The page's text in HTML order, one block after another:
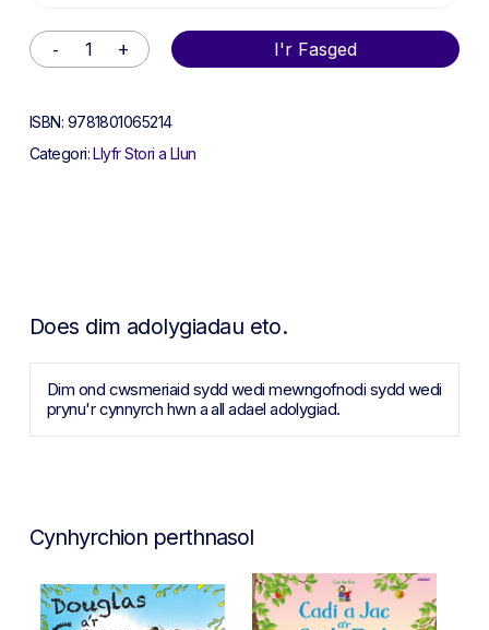
I'r Fasged
Alternative:
ISBN: 9781801065214
Categori:Llyfr Stori a Llun
Does dim adolygiadau eto.
Dim ond cwsmeriaid sydd wedi mewngofnodi sydd wedi
prynu'r cynnyrch hwn a all adael adolygiad.
Cynhyrchion perthnasol